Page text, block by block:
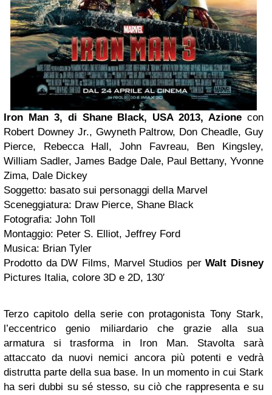
Iron Man 3, di Shane Black, USA 2013, Azione con
Robert Downey Jr., Gwyneth Paltrow, Don Cheadle, Guy
Pierce, Rebecca Hall, John Favreau, Ben Kingsley,
William Sadler, James Badge Dale, Paul Bettany, Yvonne
Zima, Dale Dickey
Soggetto: basato sui personaggi della Marvel
Sceneggiatura: Draw Pierce, Shane Black
Fotografia: John Toll
Montaggio: Peter S. Elliot, Jeffrey Ford
Musica: Brian Tyler
Prodotto da DW Films, Marvel Studios perWalt Disney
Pictures Italia, colore 3D e 2D, 130′
Terzo capitolo della serie con protagonista Tony Stark,
l’eccentrico genio miliardario che grazie alla sua
armatura si trasforma in Iron Man. Stavolta sarà
attaccato da nuovi nemici ancora più potenti e vedrà
distrutta parte della sua base. In un momento in cui Stark
ha seri dubbi su sé stesso, su ciò che rappresenta e su